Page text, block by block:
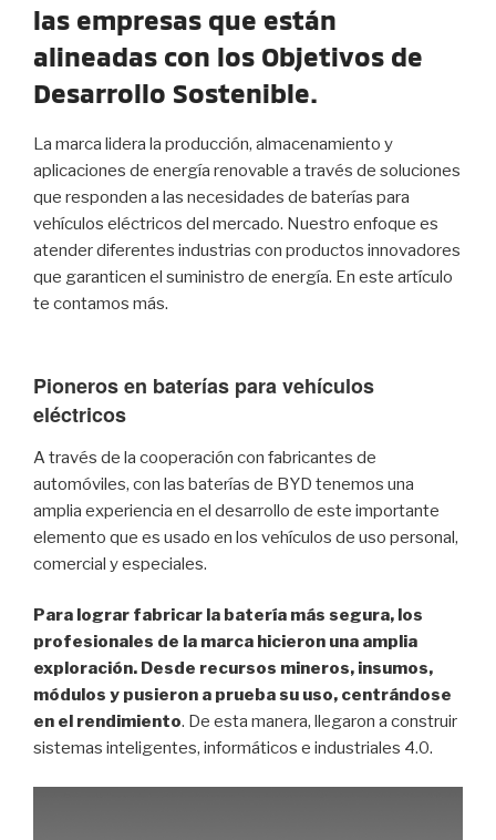
las empresas que están
alineadas con los Objetivos de
Desarrollo Sostenible.
La marca lidera la producción, almacenamiento y
aplicaciones de energía renovable a través de soluciones
que responden a las necesidades de baterías para
vehículos eléctricos del mercado. Nuestro enfoque es
atender diferentes industrias con productos innovadores
que garanticen el suministro de energía. En este artículo
te contamos más.
Pioneros en baterías para vehículos
eléctricos
A través de la cooperación con fabricantes de
automóviles, con las baterías de BYD tenemos una
amplia experiencia en el desarrollo de este importante
elemento que es usado en los vehículos de uso personal,
comercial y especiales.
Para lograr fabricar la batería más segura, los
profesionales de la marca hicieron una amplia
exploración. Desde recursos mineros, insumos,
módulos y pusieron a prueba su uso, centrándose
en el rendimiento. De esta manera, llegaron a construir
sistemas inteligentes, informáticos e industriales 4.0.